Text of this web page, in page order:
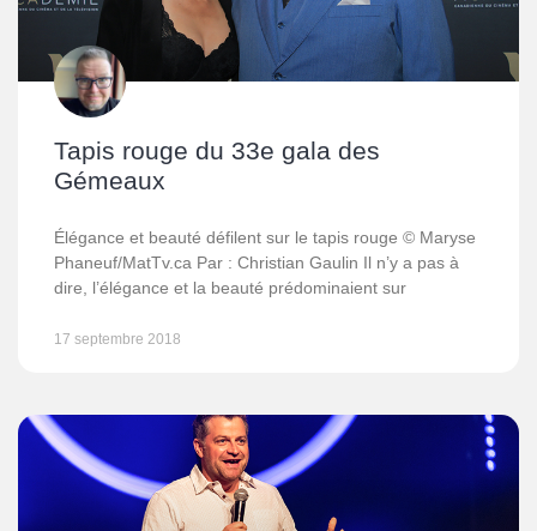
Tapis rouge du 33e gala des
Gémeaux
Élégance et beauté défilent sur le tapis rouge © Maryse
Phaneuf/MatTv.ca Par : Christian Gaulin Il n’y a pas à
dire, l’élégance et la beauté prédominaient sur
17 septembre 2018